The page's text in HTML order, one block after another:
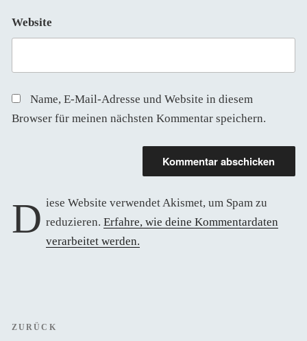
Website
Name, E-Mail-Adresse und Website in diesem
Browser für meinen nächsten Kommentar speichern.
Diese Website verwendet Akismet, um Spam zu reduzieren.Erfahre, wie deine Kommentardaten
verarbeitet werden.
Beitragsnavigation
Vorheriger
ZURÜCK